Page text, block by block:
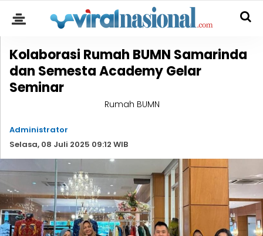
Kolaborasi Rumah BUMN Samarinda
dan Semesta Academy Gelar
Seminar
Rumah BUMN
Administrator
Selasa, 08 Juli 2025 09:12 WIB